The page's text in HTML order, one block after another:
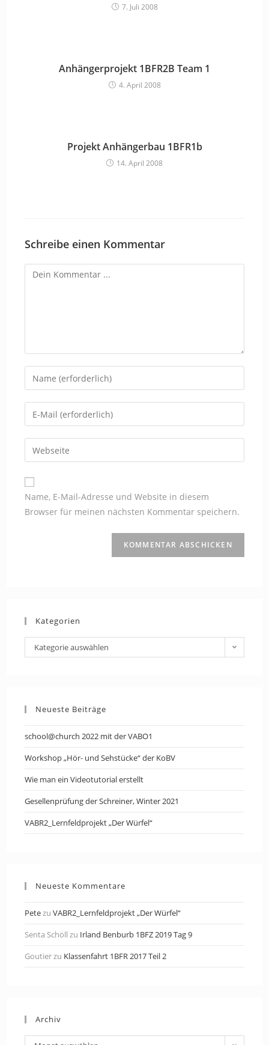
7. Juli 2008
Anhängerprojekt 1BFR2B Team 1
4. April 2008
Projekt Anhängerbau 1BFR1b
14. April 2008
Schreibe einen Kommentar
Kommentieren
Gib
deinen
Namen
oder
zum
Kommentieren
ein
Gib
deine
E-
Mail-
zum
Kommentieren
ein
Gib
deine
Website-
URL
Name, E-Mail-Adresse und Website in diesem
Browser für meinen nächsten Kommentar speichern.
Kategorien
Kategorien
Kategorie auswählen
Neueste Beiträge
school@church 2022 mit der VABO1
Workshop „Hör- und Sehstücke“ der KoBV
Wie man ein Videotutorial erstellt
Gesellenprüfung der Schreiner, Winter 2021
VABR2_Lernfeldprojekt „Der Würfel“
Neueste Kommentare
PetezuVABR2_Lernfeldprojekt „Der Würfel“
Senta Schöll zu Irland Benburb 1BFZ 2019 Tag 9
Goutierzu Klassenfahrt 1BFR 2017 Teil 2
Archiv
Archiv